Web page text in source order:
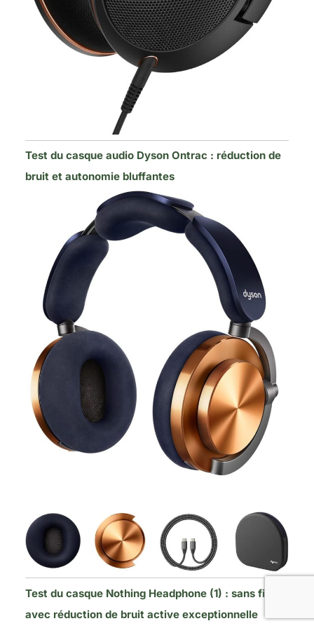
Test du casque audio Dyson Ontrac : réduction de
bruit et autonomie bluffantes
Test du casque Nothing Headphone (1) : sans fil
avec réduction de bruit active exceptionnelle